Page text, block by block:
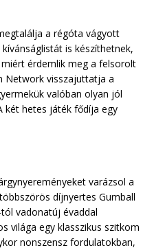
a régóta vágyott
is készíthetnek,
érdemlik meg a felsorolt
Network visszajuttatja a
valóban olyan jól
két hetes játék fődíja egy
varázsol a
díjnyertes Gumball
vadonatúj évaddal
világa egy klasszikus szitkom
nonszensz fordulatokban,